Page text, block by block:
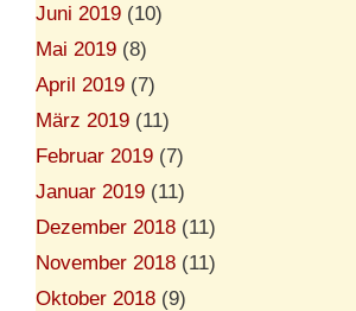
Juni 2019 (10)
Mai 2019 (8)
April 2019 (7)
März 2019 (11)
Februar 2019 (7)
Januar 2019 (11)
Dezember 2018 (11)
November 2018 (11)
Oktober 2018 (9)